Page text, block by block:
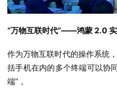
业
界
“万物互联时代”——鸿蒙 2.0
作为万物互联时代的操作系统
括手机在内的多个终端可以协
端” 。